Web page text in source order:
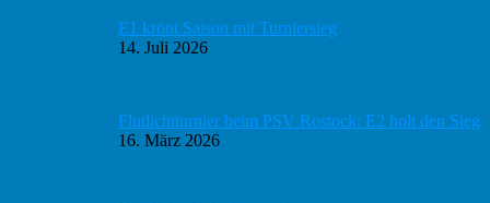
E1 krönt Saison mit Turniersieg
14. Juli 2026
Flutlichtturnier beim PSV Rostock: E2 holt den Sieg
16. März 2026